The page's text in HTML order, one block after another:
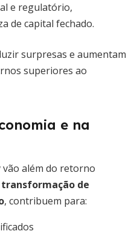
e regulatório,
de capital fechado.
surpresas e aumentam
superiores ao
e na
além do retorno
transformação de
, contribuem para: